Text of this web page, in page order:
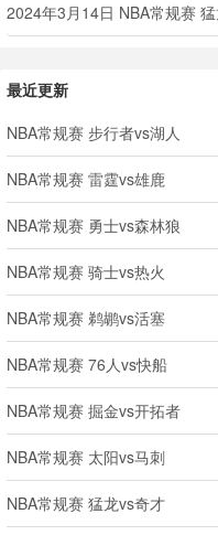
2024年3月14日 NBA常规赛
最近更新
NBA常规赛 步行者vs湖人
NBA常规赛 雷霆vs雄鹿
NBA常规赛 勇士vs森林狼
NBA常规赛 骑士vs热火
NBA常规赛 鹈鹕vs活塞
NBA常规赛 76人vs快船
NBA常规赛 掘金vs开拓者
NBA常规赛 太阳vs马刺
NBA常规赛 猛龙vs奇才